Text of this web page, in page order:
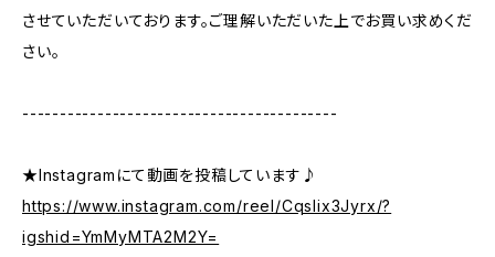
させていただいております。ご理解いただいた上でお買い求めくだ
さい。
------------------------------------------
★Instagramにて動画を投稿しています♪
https://www.instagram.com/reel/Cqslix3Jyrx/?
igshid=YmMyMTA2M2Y=